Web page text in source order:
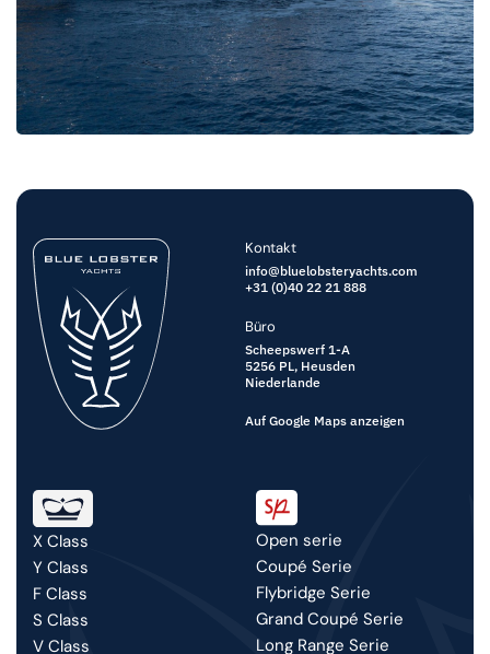
Kontakt
info@bluelobsteryachts.com
+31 (0)40 22 21 888
Büro
Scheepswerf 1-A
5256 PL, Heusden
Niederlande
Auf Google Maps anzeigen
X Class
Y Class
F Class
S Class
V Class
Open serie
Coupé Serie
Flybridge Serie
Grand Coupé Serie
Long Range Serie